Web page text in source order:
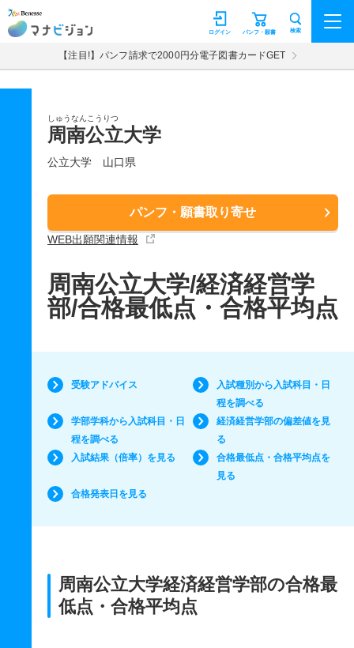
マナビジョン パンフ・願書
ログイン 検索
【注目!】パンフ請求で2000円分電子図書カードGET
しゅうなんこうりつ
周南公立大学
公立大学 山口県
パンフ・願書取り寄せ
WEB出願関連情報
周南公立大学/経済経営学
部/合格最低点・合格平均点
受験アドバイス
入試種別から入試科目・日
程を調べる
学部学科から入試科目・日
程を調べる
経済経営学部の偏差値を見
る
入試結果（倍率）を見る
合格最低点・合格平均点を
見る
合格発表日を見る
周南公立大学経済経営学部の合格最
低点・合格平均点